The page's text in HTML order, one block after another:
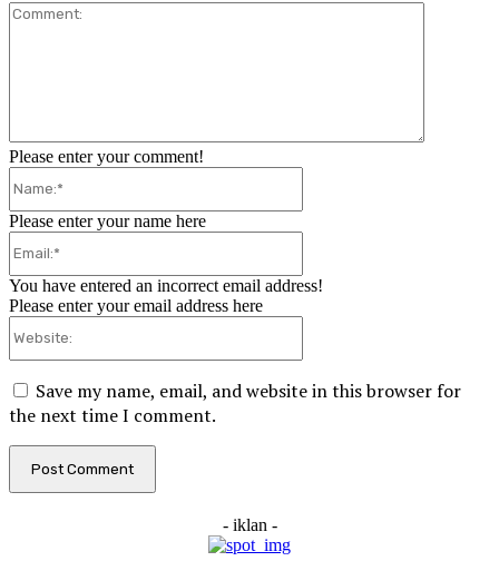
Please enter your comment!
Please enter your name here
You have entered an incorrect email address!
Please enter your email address here
Save my name, email, and website in this browser for
the next time I comment.
- iklan -